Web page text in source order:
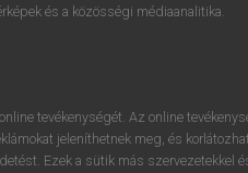
és a közösségi médiaanalitika.
tevékenységét. Az online
jeleníthetnek meg, és
Ezek a sütik más szervezetekkel